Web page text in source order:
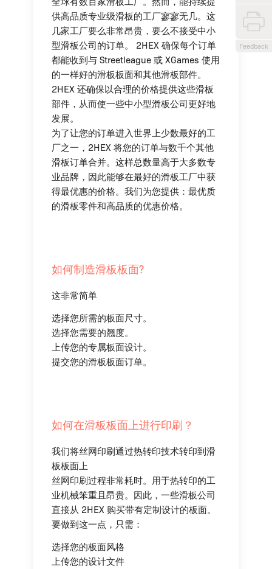
Feedback
供高品质专业级滑板的工厂寥寥无几。这
几家工厂要么非常昂贵，要么不接受中小
型滑板公司的订单。 2HEX 确保每个订单
都能收到与 Streetleague 或 XGames 使用
的一样好的滑板板面和其他滑板部件。
2HEX 还确保以合理的价格提供这些滑板
部件，从而使一些中小型滑板公司更好地
发展。
为了让您的订单进入世界上少数最好的工
厂之一，2HEX 将您的订单与数千个其他
滑板订单合并。这样总数量高于大多数专
业品牌，因此能够在最好的滑板工厂中获
得最优惠的价格。我们为您提供：最优质
的滑板零件和高品质的优惠价格。
如何制造滑板板面?
这非常简单
选择您所需的板面尺寸。
选择您需要的翘度。
上传您的专属板面设计。
提交您的滑板板面订单。
如何在滑板板面上进行印刷？
我们将丝网印刷通过热转印技术转印到滑
板板面上
丝网印刷过程非常耗时。用于热转印的工
业机械笨重且昂贵。因此，一些滑板公司
直接从 2HEX 购买带有定制设计的板面。
要做到这一点，只需：
选择您的板面风格
上传您的设计文件